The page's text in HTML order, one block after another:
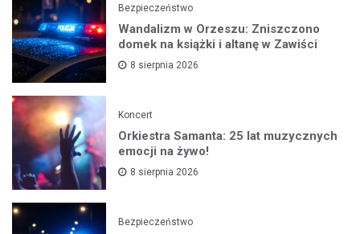
Bezpieczeństwo
Wandalizm w Orzeszu: Zniszczono
domek na książki i altanę w Zawiści
8 sierpnia 2026
Koncert
Orkiestra Samanta: 25 lat muzycznych
emocji na żywo!
8 sierpnia 2026
Bezpieczeństwo